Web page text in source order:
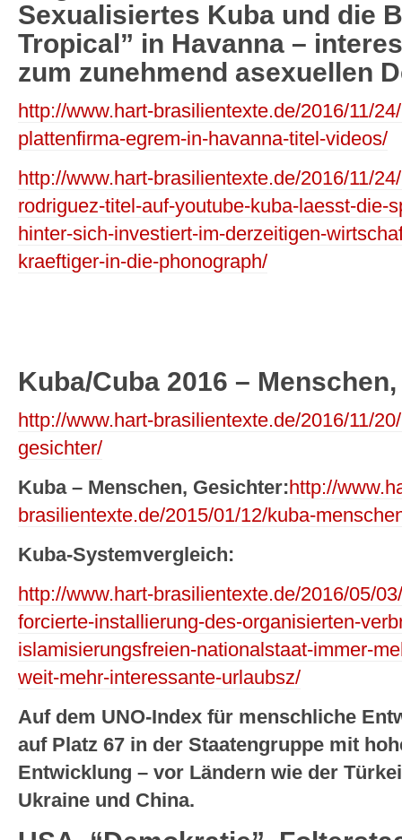
Sexualisiertes Kuba und die
Tropical” in Havanna –
zum zunehmend asexuellen
http://www.hart-brasilientexte.de/2016/11/
plattenfirma-egrem-in-havanna-titel-videos/
http://www.hart-brasilientexte.de/2016/11/
rodriguez-titel-auf-youtube-kuba-laesst-die-
hinter-sich-investiert-im-derzeitigen-
kraeftiger-in-die-phonograph/
Kuba/Cuba 2016 –
http://www.hart-brasilientexte.de/2016/11/
gesichter/
Kuba – Menschen, Gesichter:http://
brasilientexte.de/2015/01/12/kuba-
Kuba-Systemvergleich:
http://www.hart-brasilientexte.de/2016/05/
forcierte-installierung-des-organisierten-
islamisierungsfreien-nationalstaat-immer-
weit-mehr-interessante-urlaubsz/
Auf dem UNO-Index für menschliche
auf Platz 67 in der Staatengruppe mit
Entwicklung – vor Ländern wie der
Ukraine und China.